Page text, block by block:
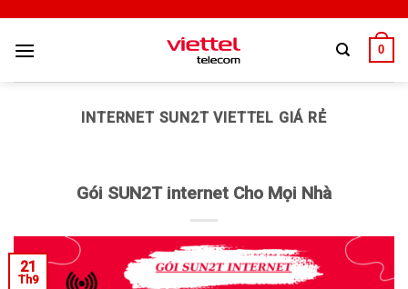
0
INTERNET SUN2T VIETTEL GIÁ RẺ
Gói SUN2T internet Cho Mọi Nhà
21
Th9